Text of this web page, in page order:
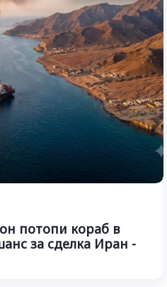
потопи кораб в
за сделка Иран -